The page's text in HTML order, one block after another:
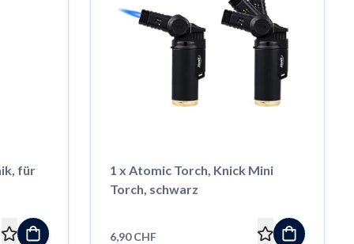
für
1 x Atomic Torch, Knick Mini
Torch, schwarz
6,90 CHF